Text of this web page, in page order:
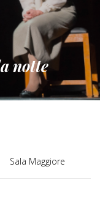
notte
Sala Maggiore